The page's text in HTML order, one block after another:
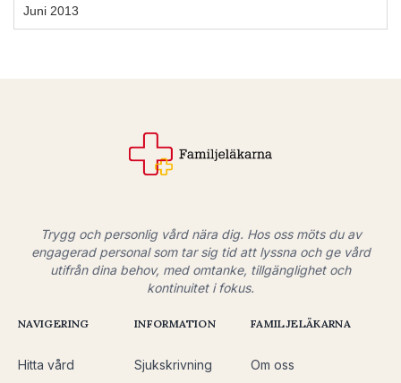
Juni 2013
Trygg och personlig vård nära dig. Hos oss möts du av
engagerad personal som tar sig tid att lyssna och ge vård
utifrån dina behov, med omtanke, tillgänglighet och
kontinuitet i fokus.
NAVIGERING
Hitta vård
INFORMATION
Sjukskrivning
FAMILJELÄKARNA
Om oss